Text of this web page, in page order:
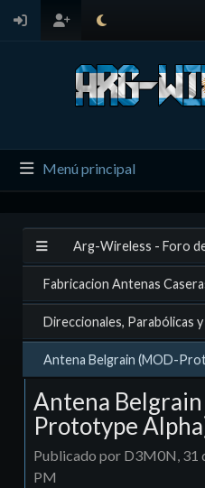
Menú principal
Arg-Wireless - Foro
Fabricacion Antenas
Direccionales, Parabólicas
Antena Belgrain (MOD-
Antena
Prototype
Publicado por D3M0N, 31
PM